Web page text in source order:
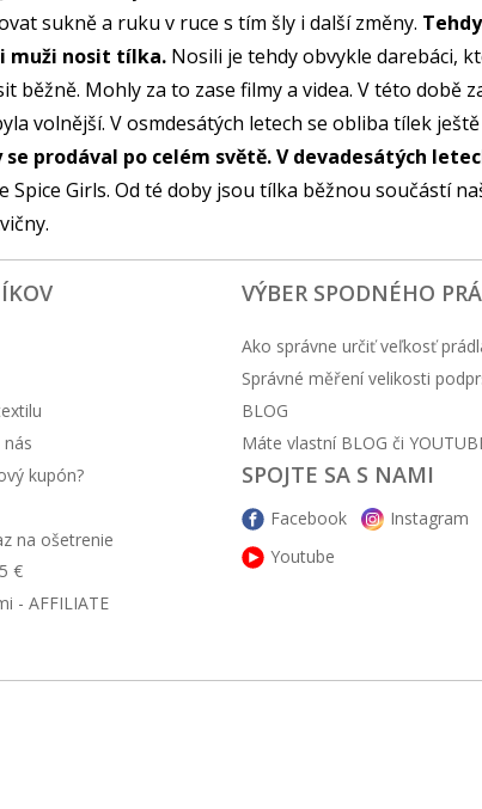
sukně a ruku v ruce s tím šly i další změny.
muži nosit tílka. Nosili je tehdy obvykle darebáci,
Mohly za to zase filmy a videa. V této době
volnější. V osmdesátých letech se obliba tílek
prodával po celém světě. V devadesátých
Girls. Od té doby jsou tílka běžnou součástí
kupón?
na ošetrenie
€
- AFFILIATE
VÝBER SPODNÉHO
Ako správne určiť veľkosť
Správné měření velikosti
BLOG
Máte vlastní BLOG či
SPOJTE SA S NAMI
Facebook
Instagram
Youtube